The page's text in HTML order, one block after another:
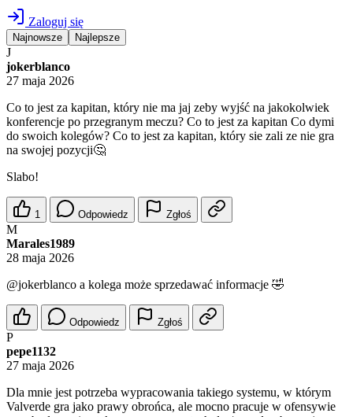
Zaloguj się
Najnowsze Najlepsze
J
jokerblanco
27 maja 2026
Co to jest za kapitan, który nie ma jaj zeby wyjść na jakokolwiek
konferencje po przegranym meczu? Co to jest za kapitan Co dymi
do swoich kolegów? Co to jest za kapitan, który sie zali ze nie gra
na swojej pozycji🤔
Slabo!
1 Odpowiedz Zgłoś
M
Marales1989
28 maja 2026
@jokerblanco a kolega może sprzedawać informacje 🤣
Odpowiedz Zgłoś
P
pepe1132
27 maja 2026
Dla mnie jest potrzeba wypracowania takiego systemu, w którym
Valverde gra jako prawy obrońca, ale mocno pracuje w ofensywie